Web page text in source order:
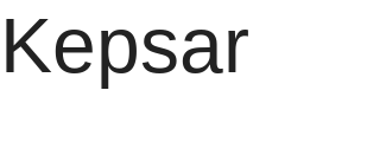
Kepsar